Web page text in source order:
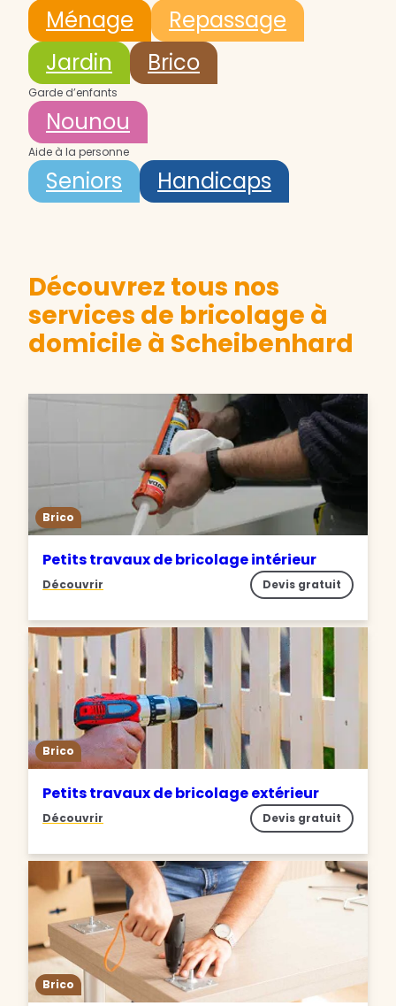
Ménage
Repassage
Jardin
Brico
Garde d’enfants
Nounou
Aide à la personne
Seniors Handicaps
Découvrez tous nos
services de bricolage à
domicile à Scheibenhard
Brico
Petits travaux de bricolage intérieur
Découvrir Devis gratuit
Brico
Petits travaux de bricolage extérieur
Découvrir Devis gratuit
Brico